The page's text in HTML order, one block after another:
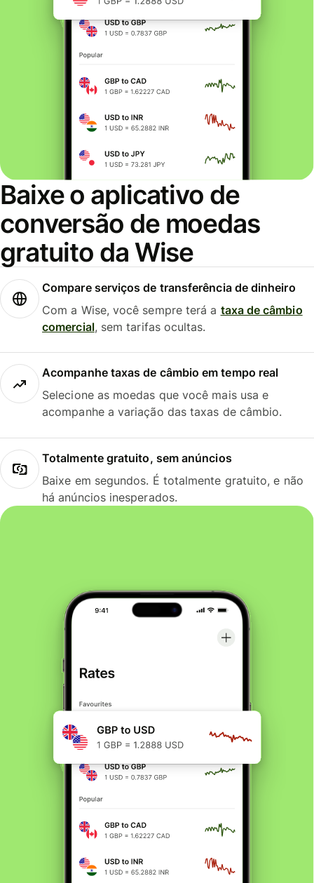
Baixe o aplicativo de
conversão de moedas
gratuito da Wise
Compare serviços de transferência de dinheiro
Com a Wise, você sempre terá a taxa de câmbio
comercial, sem tarifas ocultas.
Acompanhe taxas de câmbio em tempo real
Selecione as moedas que você mais usa e
acompanhe a variação das taxas de câmbio.
Totalmente gratuito, sem anúncios
Baixe em segundos. É totalmente gratuito, e não
há anúncios inesperados.